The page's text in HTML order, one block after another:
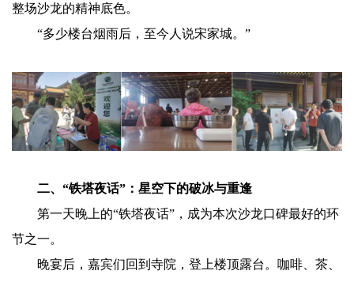
整场沙龙的精神底色。
“多少楼台烟雨后，至今人说宋家城。”
二、“铁塔夜话”：星空下的破冰与重逢
第一天晚上的“铁塔夜话”，成为本次沙龙口碑最好的环
节之一。
晚宴后，嘉宾们回到寺院，登上楼顶露台。咖啡、茶、